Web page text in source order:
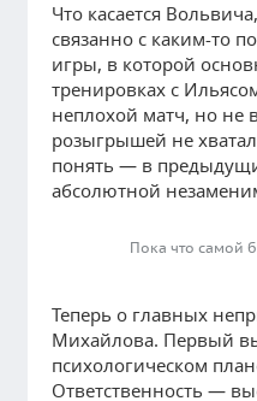
Что касается
связанно с каким-то
игры, в которой
тренировках с
неплохой матч, но не
розыгрышей не
понять — в
абсолютной
Пока что самой
Теперь о главных
Михайлова. Первый
психологическом
Ответственность —